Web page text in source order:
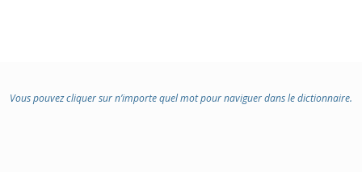
Vous pouvez cliquer sur n’importe quel mot pour naviguer dans le dictionnaire.